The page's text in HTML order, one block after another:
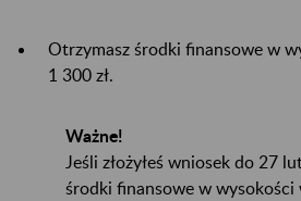
Otrzymasz środki finansowe w
1 300 zł.
Ważne!
Jeśli złożyłeś wniosek do 27
środki finansowe w wysokości